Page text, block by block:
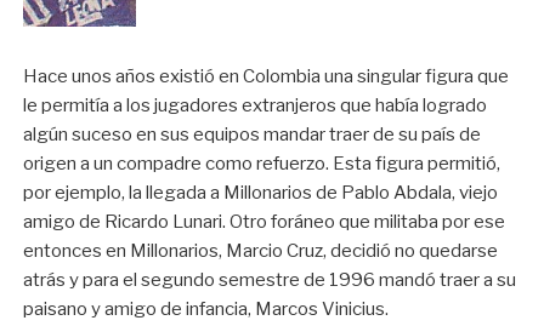
Hace unos años existió en Colombia una singular figura que
le permitía a los jugadores extranjeros que había logrado
algún suceso en sus equipos mandar traer de su país de
origen a un compadre como refuerzo. Esta figura permitió,
por ejemplo, la llegada a Millonarios de Pablo Abdala, viejo
amigo de Ricardo Lunari. Otro foráneo que militaba por ese
entonces en Millonarios, Marcio Cruz, decidió no quedarse
atrás y para el segundo semestre de 1996 mandó traer a su
paisano y amigo de infancia, Marcos Vinicius.